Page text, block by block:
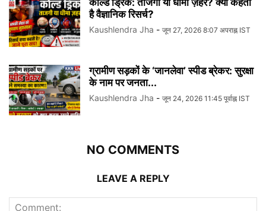
है वैज्ञानिक रिसर्च?
Kaushlendra Jha - जून 27, 2026 8:07 अपराह्न IST
ग्रामीण सड़कों के ‘जानलेवा’ स्पीड ब्रेकर: सुरक्षा
के नाम पर जनता...
Kaushlendra Jha - जून 24, 2026 11:45 पूर्वाह्न IST
NO COMMENTS
LEAVE A REPLY